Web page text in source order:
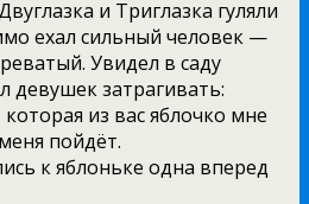
и Триглазка гуляли
ехал сильный человек —
Увидел в саду
девушек затрагивать:
из вас яблочко мне
пойдёт.
к яблоньке одна вперед